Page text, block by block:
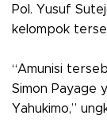
Pol. Yusuf
kelompok
“Amunisi
Simon Payage
Yahukimo,”